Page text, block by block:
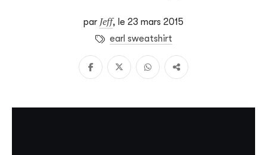
par Jeff, le 23 mars 2015
earl sweatshirt